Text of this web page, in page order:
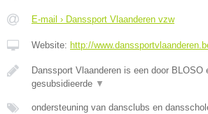
E-mail › Danssport Vlaanderen vzw
Website: http://
Danssport Vlaanderen is een door BLOSO
gesubsidieerde ▼
ondersteuning van dansclubs en